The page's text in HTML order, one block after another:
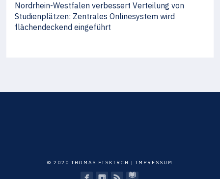
Nordrhein-Westfalen verbessert Verteilung von
Studienplätzen: Zentrales Onlinesystem wird
flächendeckend eingeführt
© 2020 THOMAS EISKIRCH | IMPRESSUM